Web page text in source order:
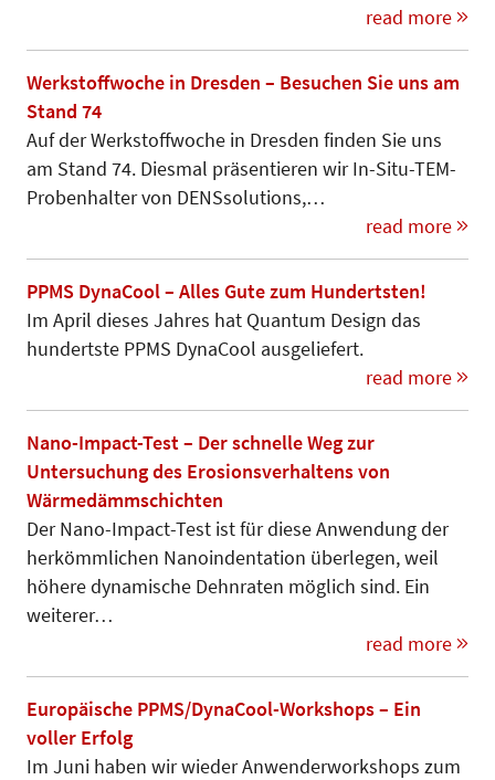
read more
Werkstoffwoche in Dresden – Besuchen Sie uns am
Stand 74
Auf der Werkstoffwoche in Dresden finden Sie uns
am Stand 74. Diesmal präsentieren wir In-Situ-TEM-
Pro­benhalter von DENSsolutions,…
read more
PPMS DynaCool – Alles Gute zum Hundertsten!
Im April dieses Jahres hat Quantum Design das
hundertste PPMS DynaCool ausgeliefert.
read more
Nano-Impact-Test – Der schnelle Weg zur
Untersuchung des Erosionsverhaltens von
Wärmedämmschichten
Der Nano-Impact-Test ist für diese Anwendung der
herkömmlichen Nanoindentation überlegen, weil
höhere dynamische Dehnraten möglich sind. Ein
weiterer…
read more
Europäische PPMS/DynaCool-Workshops – Ein
voller Erfolg
Im Juni haben wir wieder Anwender­workshops zum